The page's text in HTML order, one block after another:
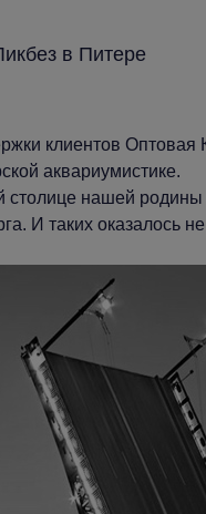
в Питере
клиентов Оптовая
аквариумистике.
столице нашей
И таких оказалось